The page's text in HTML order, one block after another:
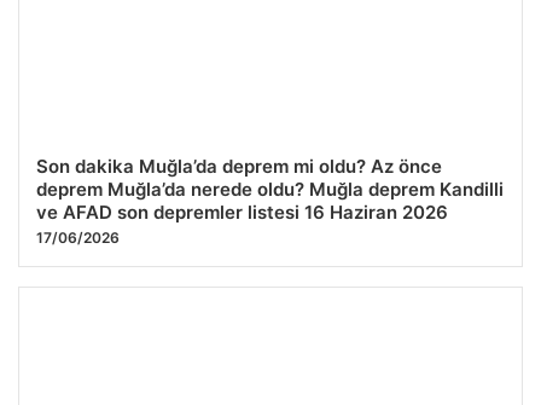
Son dakika Muğla’da deprem mi oldu? Az önce
deprem Muğla’da nerede oldu? Muğla deprem Kandilli
ve AFAD son depremler listesi 16 Haziran 2026
17/06/2026